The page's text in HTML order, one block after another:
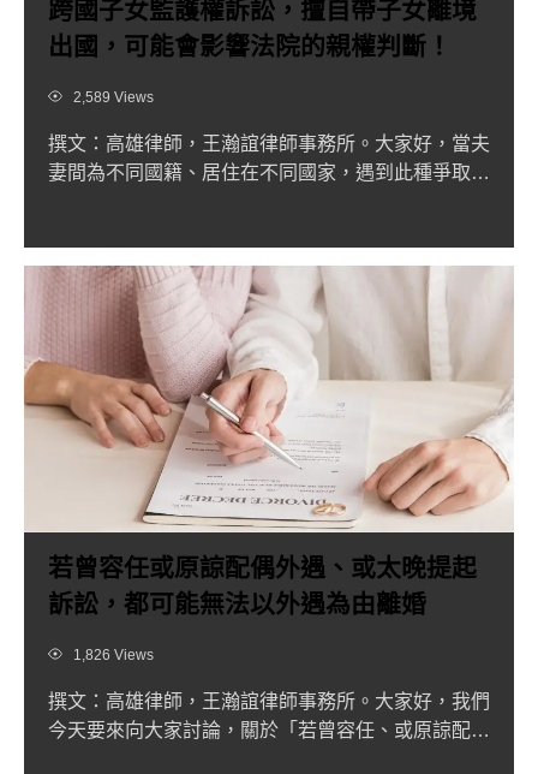
跨國子女監護權訴訟，擅自帶子女離境
出國，可能會影響法院的親權判斷！
Views2,589 Views
撰文：高雄律師，王瀚誼律師事務所。大家好，當夫
妻間為不同國籍、居住在不同國家，遇到此種爭取未
若曾容任或原諒配偶外遇、或太晚提起
訴訟，都可能無法以外遇為由離婚
Views1,826 Views
撰文：高雄律師，王瀚誼律師事務所。大家好，我們
今天要來向大家討論，關於「若曾容任、或原諒配偶